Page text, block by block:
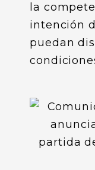
la
intención
puedan